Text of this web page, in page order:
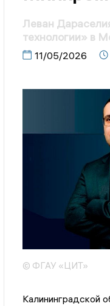
Леван
технологии» в
11/05/2026
© ФГАУ «ЦИТ»
Калининградской